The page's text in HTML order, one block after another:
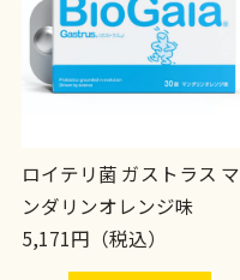
ロイテリ菌 ガストラス マ
ンダリンオレンジ味
5,171円（税込）